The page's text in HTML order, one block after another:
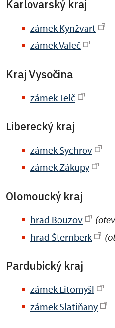
Karlovarský kraj
zámek Kynžvart
zámek Valeč
Kraj Vysočina
zámek Telč
Liberecký kraj
zámek Sychrov
zámek Zákupy
Olomoucký kraj
hrad Bouzov
hrad Šternberk
Pardubický kraj
zámek Litomyšl
zámek Slatiňany